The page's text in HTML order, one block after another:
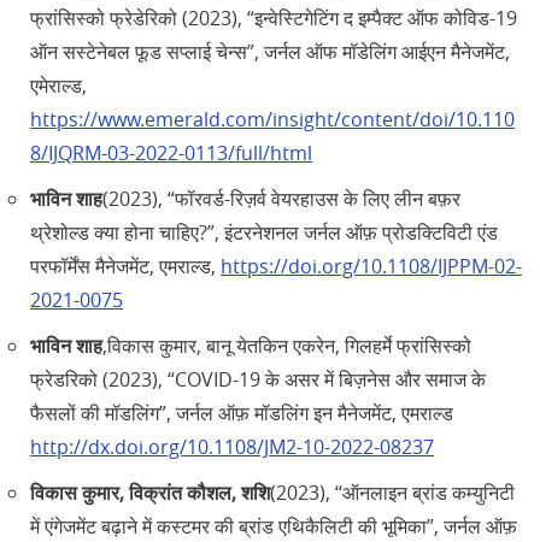
फ्रांसिस्को फ्रेडेरिको (2023), “इन्वेस्टिगेटिंग द इम्पैक्ट ऑफ कोविड-19
ऑन सस्टेनेबल फूड सप्लाई चेन्स”, जर्नल ऑफ मॉडेलिंग आईएन मैनेजमेंट,
एमेराल्ड,
https://www.emerald.com/insight/content/doi/10.110
8/IJQRM-03-2022-0113/full/html
भाविन शाह(2023), “फॉरवर्ड-रिज़र्व वेयरहाउस के लिए लीन बफ़र
थ्रेशोल्ड क्या होना चाहिए?”, इंटरनेशनल जर्नल ऑफ़ प्रोडक्टिविटी एंड
परफॉर्मेंस मैनेजमेंट, एमराल्ड, https://doi.org/10.1108/IJPPM-02-
2021-0075
भाविन शाह,विकास कुमार, बानू येतकिन एकरेन, गिलहर्मे फ्रांसिस्को
फ्रेडरिको (2023), “COVID-19 के असर में बिज़नेस और समाज के
फैसलों की मॉडलिंग”, जर्नल ऑफ़ मॉडलिंग इन मैनेजमेंट, एमराल्ड
http://dx.doi.org/10.1108/JM2-10-2022-08237
विकास कुमार, विक्रांत कौशल, शशि(2023), “ऑनलाइन ब्रांड कम्युनिटी
में एंगेजमेंट बढ़ाने में कस्टमर की ब्रांड एथिकैलिटी की भूमिका”, जर्नल ऑफ़